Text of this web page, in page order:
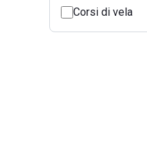
Corsi di vela